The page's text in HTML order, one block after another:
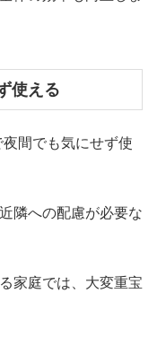
使える
間でも気にせず使
隣への配慮が必要な
家庭では、大変重宝